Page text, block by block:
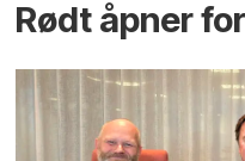
Rødt åpner